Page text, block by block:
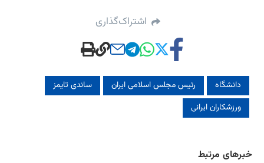
اشتراک‌گذاری
دانشگاه رئیس مجلس اسلامی ایران
ساندی تایمز
ورزشکاران ایرانی
خبرهای مرتبط